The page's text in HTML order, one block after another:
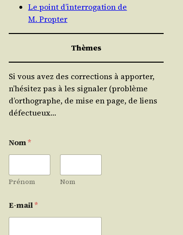
Le point d’interrogation de
M. Propter
Thèmes
Si vous avez des corrections à apporter,
n’hésitez pas à les signaler (problème
d’orthographe, de mise en page, de liens
défectueux…
Nom*
Prénom Nom
E-mail*